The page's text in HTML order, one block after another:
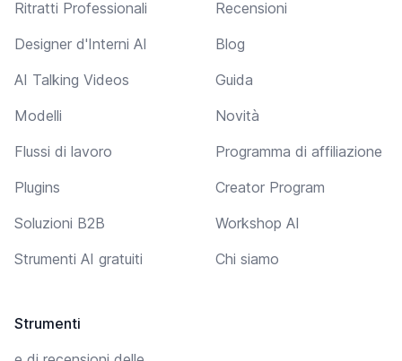
Ritratti Professionali
Designer d'Interni AI
AI Talking Videos
Modelli
Flussi di lavoro
Plugins
Soluzioni B2B
Strumenti AI gratuiti
Strumenti
Recensioni
Blog
Guida
Novità
Programma di affiliazione
Creator Program
Workshop AI
Chi siamo